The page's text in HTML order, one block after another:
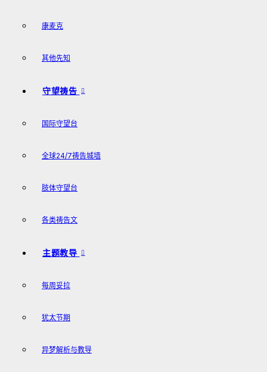
康麦克
其他先知
守望祷告
国际守望台
全球24/7祷告城墙
肢体守望台
各类祷告文
主题教导
每周妥拉
犹太节期
异梦解析与教导